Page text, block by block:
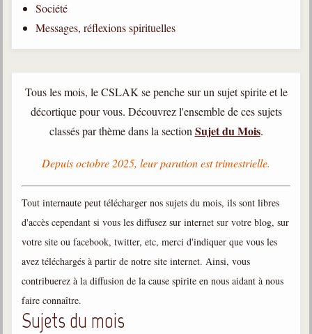
Esprits
Les hommes
Allan Kardec
1804-1869
1846-1927
1857-1926
1910-2002
1927-2025
Bibliothèque
Société
Messages, réflexions spirituelles
Tous les mois, le CSLAK se penche sur un sujet spirite et le
décortique pour vous. Découvrez l'ensemble de ces sujets
classés par thème dans la section Sujet du Mois.
Depuis octobre 2025, leur parution est trimestrielle.
Tout internaute peut télécharger nos sujets du mois, ils sont libres
d'accès cependant si vous les diffusez sur internet sur votre blog, sur
votre site ou facebook, twitter, etc, merci d'indiquer que vous les
avez téléchargés à partir de notre site internet. Ainsi, vous
contribuerez à la diffusion de la cause spirite en nous aidant à nous
faire connaître.
Sujets du mois